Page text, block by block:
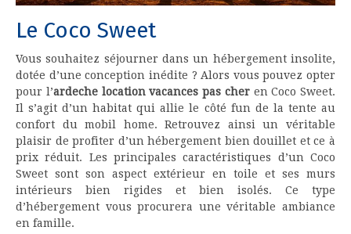
Le Coco Sweet
Vous souhaitez séjourner dans un hébergement insolite,
dotée d’une conception inédite ? Alors vous pouvez opter
pour l’ardeche location vacances pas cheren Coco Sweet.
Il s’agit d’un habitat qui allie le côté fun de la tente au
confort du mobil home. Retrouvez ainsi un véritable
plaisir de profiter d’un hébergement bien douillet et ce à
prix réduit. Les principales caractéristiques d’un Coco
Sweet sont son aspect extérieur en toile et ses murs
intérieurs bien rigides et bien isolés. Ce type
d’hébergement vous procurera une véritable ambiance
en famille.